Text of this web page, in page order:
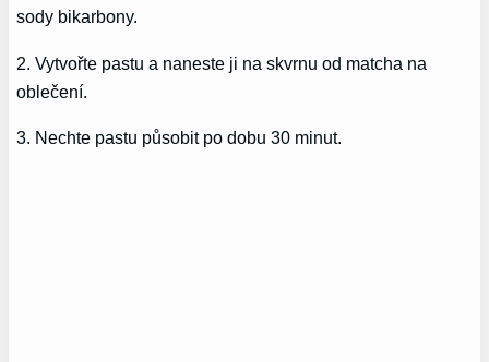
sody bikarbony.
2. Vytvořte pastu a naneste ji na skvrnu od matcha na
oblečení.
3. Nechte pastu působit po dobu 30 minut.